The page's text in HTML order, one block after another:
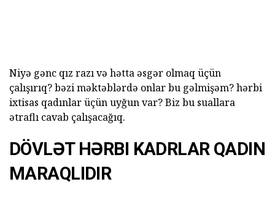
Niyə gənc qız razı və hətta əsgər olmaq üçün
çalışırıq? bəzi məktəblərdə onlar bu gəlmişəm? hərbi
ixtisas qadınlar üçün uyğun var? Biz bu suallara
ətraflı cavab çalışacağıq.
DÖVLƏT HƏRBI KADRLAR QADIN
MARAQLIDIR